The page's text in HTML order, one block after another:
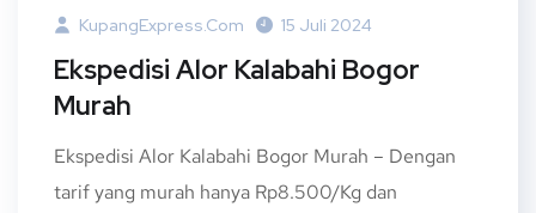
KupangExpress.com 15 Juli 2024
Ekspedisi Alor Kalabahi Bogor
Murah
Ekspedisi Alor Kalabahi Bogor Murah – Dengan
tarif yang murah hanya Rp8.500/Kg dan